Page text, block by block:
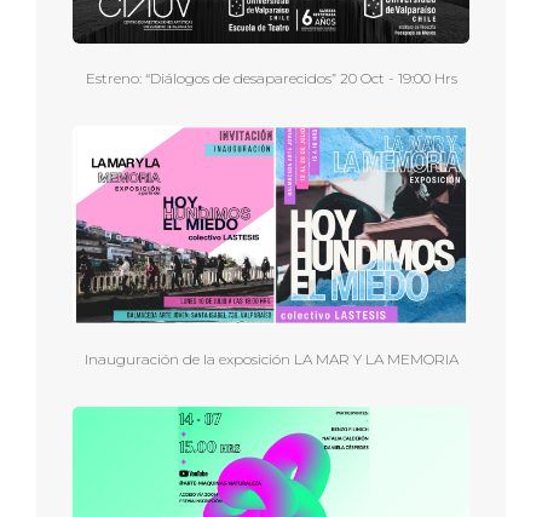
Estreno: “Diálogos de desaparecidos” 20 Oct - 19:00 Hrs
Inauguración de la exposición LA MAR Y LA MEMORIA